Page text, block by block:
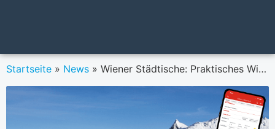
Startseite » News » Wiener Städtische: Praktisches Winter-Feature in Wetter Plus-App